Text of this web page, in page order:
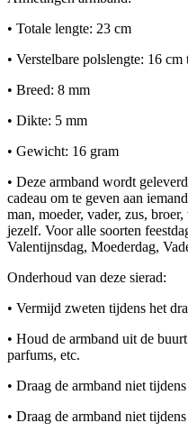
• Totale lengte: 23 cm
• Verstelbare polslengte: 16 cm
• Breed: 8 mm
• Dikte: 5 mm
• Gewicht: 16 gram
• Deze armband wordt
cadeau om te geven aan
man, moeder, vader, zus,
jezelf. Voor alle soorten
Valentijnsdag, Moederdag,
Onderhoud van deze sierad:
• Vermijd zweten tijdens het
• Houd de armband uit de
parfums, etc.
• Draag de armband niet
• Draag de armband niet